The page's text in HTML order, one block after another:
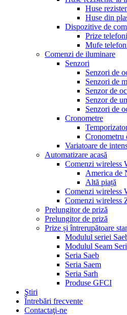
Huse
Huse din
Dispozitive de
Prize
Mufe
Comenzi de iluminare
Senzori
Senzori de
Senzori de
Senzor de
Senzor de
Senzori de
Cronometre
Cronometru
Variatoare de
Automatizare acasă
Comenzi wireless
America de
Altă piață
Comenzi wireless
Comenzi wireless
Prelungitor de priză
Prelungitor de priză
Prize și întrerupătoare
Modulul seriei
Modulul Seam
Seria Saeb
Seria Saem
Seria Sarh
Produse GFCI
Ştiri
Întrebări frecvente
Contactaţi-ne